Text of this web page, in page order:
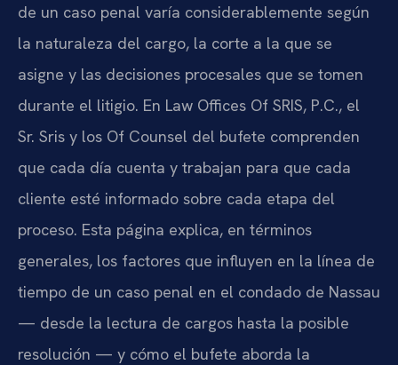
de un caso penal varía considerablemente según
la naturaleza del cargo, la corte a la que se
asigne y las decisiones procesales que se tomen
durante el litigio. En Law Offices Of SRIS, P.C., el
Sr. Sris y los Of Counsel del bufete comprenden
que cada día cuenta y trabajan para que cada
cliente esté informado sobre cada etapa del
proceso. Esta página explica, en términos
generales, los factores que influyen en la línea de
tiempo de un caso penal en el condado de Nassau
— desde la lectura de cargos hasta la posible
resolución — y cómo el bufete aborda la